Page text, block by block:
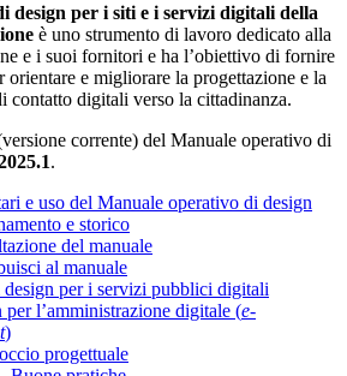
design per i siti e i servizi digitali della
è uno strumento di lavoro dedicato alla
e i suoi fornitori e ha l’obiettivo di fornire
e migliorare la progettazione e la
contatto digitali verso la cittadinanza.
corrente) del Manuale operativo di
.
e uso del Manuale operativo di design
e storico
del manuale
al manuale
per i servizi pubblici digitali
per l’amministrazione digitale (e-
)
progettuale